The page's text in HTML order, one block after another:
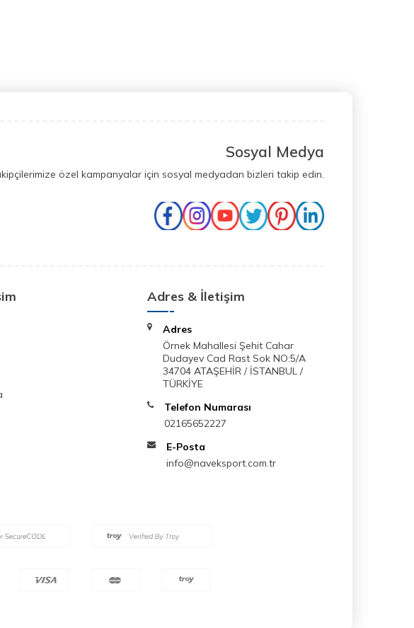
Sosyal Medya
özel kampanyalar için sosyal medyadan bizleri takip edin.
Adres & İletişim
Adres
Örnek Mahallesi Şehit Cahar
Dudayev Cad Rast Sok NO:5/A
34704 ATAŞEHİR / İSTANBUL /
TÜRKİYE
Telefon Numarası
02165652227
E-Posta
info@naveksport.com.tr